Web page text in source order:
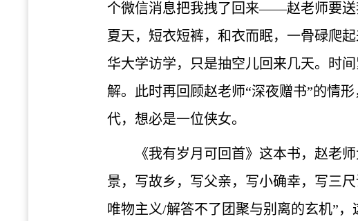
个微信消息把我拽了回来——赵老师要
夏天，短衣短裤，和衣而眠，一骨碌爬
华大学访学，只是抽空儿回来几天。时
解。此时再回顾赵老师“深夜赠书”的情
代，想必是一位侠女。
《我有岁月可回首》这本书，赵老
景，写故乡，写父亲，写小确幸，写三
唯物主义/解答不了团聚与别离的玄机”